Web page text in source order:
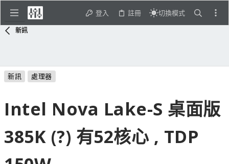
登入 註冊 切換模式
新訊
新訊 處理器
Intel Nova Lake-S 桌面版
385K (?) 有52核心 , TDP